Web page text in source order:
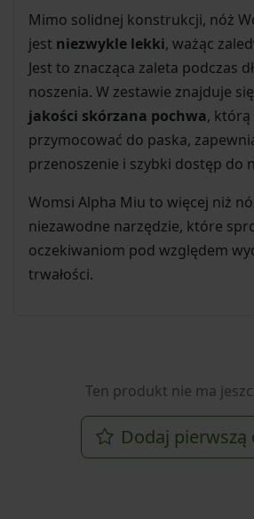
Mimo solidnej konstrukcji, nóż
jest niezwykle lekki, ważąc
Jest to znacząca zaleta podczas
noszenia. W zestawie znajduje się
jakości skórzana pochwa, którą
przymocować do paska,
przenoszenie i szybki dostęp do
Womsi Alpha Miu to więcej niż
niezawodne narzędzie, które
oczekiwaniom pod względem
trwałości.
Ten produkt nie ma
Dodaj pierwszą